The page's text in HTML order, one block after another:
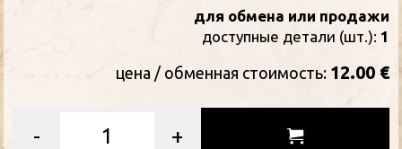
для обмена или продажи
доступные детали (шт.): 1
цена / oбменная стоимость: 12.00 €
- +